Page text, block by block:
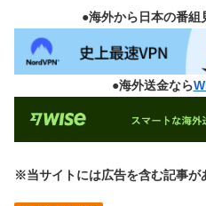
●海外から日本の番組
●海外送金なら
※当サイトには広告を含む記事が